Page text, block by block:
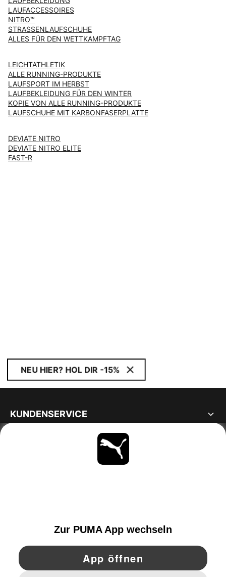
LAUFACCESSOIRES
NITRO™
STRASSENLAUFSCHUHE
ALLES FÜR DEN WETTKAMPFTAG
LEICHTATHLETIK
ALLE RUNNING-PRODUKTE
LAUFSPORT IM HERBST
LAUFBEKLEIDUNG FÜR DEN WINTER
KOPIE VON ALLE RUNNING-PRODUKTE
LAUFSCHUHE MIT KARBONFASERPLATTE
DEVIATE NITRO
DEVIATE NITRO ELITE
FAST-R
NEU HIER? HOL DIR -15%
KUNDENSERVICE
BLEIBE IMMER AUF DEM LAUFENDEN
YouTube Pinterest